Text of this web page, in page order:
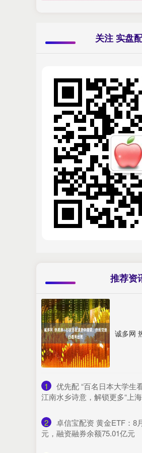
关注 实盘
推荐资
1
优先配 “百名日本大学生
江南水乡诗意，解锁更多“上
2
卓信宝配资 黄金ETF：8
元，融资融券余额75.01亿元